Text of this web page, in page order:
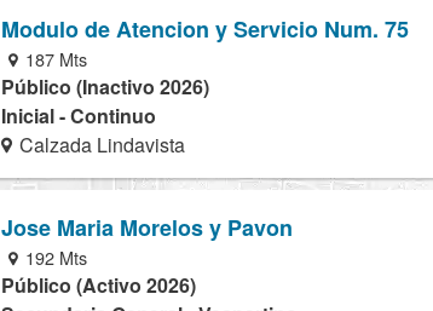
Modulo de Atencion y Servicio Num. 75
187 Mts
Público (Inactivo 2026)
Inicial - Continuo
Calzada Lindavista
Jose Maria Morelos y Pavon
192 Mts
Público (Activo 2026)